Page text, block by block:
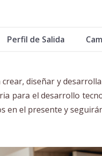
Perfil de Salida
diseñar y
para el desarrollo
en el presente y